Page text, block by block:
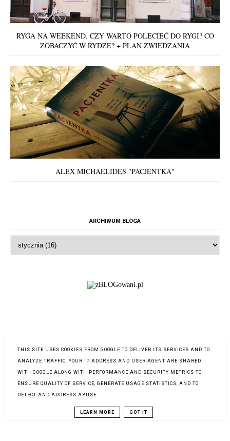
RYGA NA WEEKEND. CZY WARTO POLECIEĆ DO RYGI? CO
ZOBACZYĆ W RYDZE? + PLAN ZWIEDZANIA
ALEX MICHAELIDES "PACJENTKA"
ARCHIWUM BLOGA
INSTAGRAM @SARA.SATUKIRJA
THIS SITE USES COOKIES FROM GOOGLE TO DELIVER ITS SERVICES AND TO
ANALYZE TRAFFIC. YOUR IP ADDRESS AND USER-AGENT ARE SHARED
WITH GOOGLE ALONG WITH PERFORMANCE AND SECURITY METRICS TO
ENSURE QUALITY OF SERVICE, GENERATE USAGE STATISTICS, AND TO
DETECT AND ADDRESS ABUSE.
LEARN MORE GOT IT